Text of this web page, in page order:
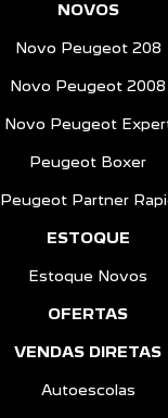
NOVOS
Novo Peugeot 208
Novo Peugeot 2008
Novo Peugeot
Peugeot Boxer
Peugeot Partner
ESTOQUE
Estoque Novos
OFERTAS
VENDAS DIRETAS
Autoescolas